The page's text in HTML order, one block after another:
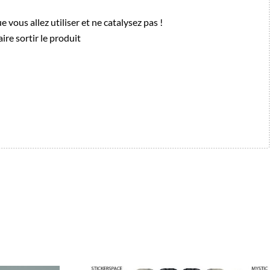
vous allez utiliser et ne catalysez pas !
sortir le produit